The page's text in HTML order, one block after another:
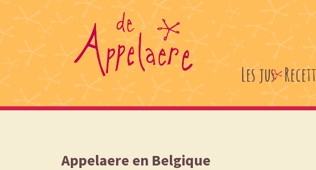
Skip to main navigation
Aller au contenu principal
Skip to page footer
Les jus
Appelaere en Belgique